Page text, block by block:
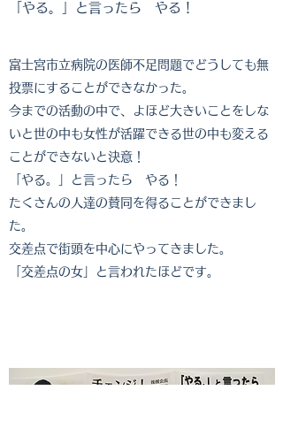
「やる。」と言ったら やる！
富士宮市立病院の医師不足問題でどうしても無
投票にすることができなかった。
今までの活動の中で、よほど大きいことをしな
いと世の中も女性が活躍できる世の中も変える
ことができないと決意！
「やる。」と言ったら やる！
たくさんの人達の賛同を得ることができまし
た。
交差点で街頭を中心にやってきました。
​「交差点の女」と言われたほどです。